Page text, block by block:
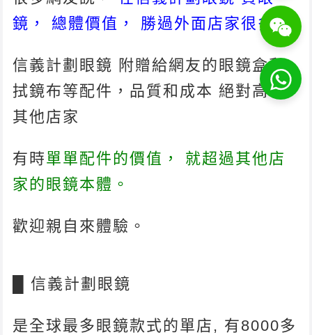
鏡， 總體價值， 勝過外面店家很多。
信義計劃眼鏡 附贈給網友的眼鏡盒和
拭鏡布等配件，品質和成本 絕對高出
其他店家
有時單單配件的價值， 就超過其他店
家的眼鏡本體。
歡迎親自來體驗。
█ 信義計劃眼鏡
是全球最多眼鏡款式的單店, 有8000多